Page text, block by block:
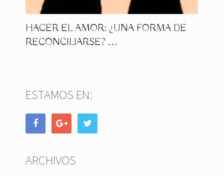
HACER EL AMOR: ¿UNA FORMA DE
RECONCILIARSE? …
ESTAMOS EN:
ARCHIVOS